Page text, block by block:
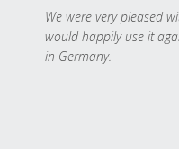
We were very pleased
would happily use it
in Germany.